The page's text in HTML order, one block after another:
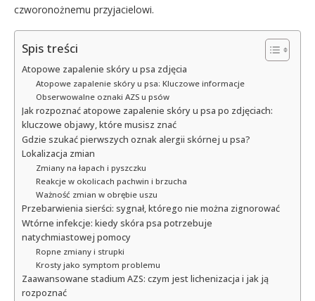
czworonożnemu przyjacielowi.
Spis treści
Atopowe zapalenie skóry u psa zdjęcia
Atopowe zapalenie skóry u psa: Kluczowe informacje
Obserwowalne oznaki AZS u psów
Jak rozpoznać atopowe zapalenie skóry u psa po zdjęciach:
kluczowe objawy, które musisz znać
Gdzie szukać pierwszych oznak alergii skórnej u psa?
Lokalizacja zmian
Zmiany na łapach i pyszczku
Reakcje w okolicach pachwin i brzucha
Ważność zmian w obrębie uszu
Przebarwienia sierści: sygnał, którego nie można zignorować
Wtórne infekcje: kiedy skóra psa potrzebuje
natychmiastowej pomocy
Ropne zmiany i strupki
Krosty jako symptom problemu
Zaawansowane stadium AZS: czym jest lichenizacja i jak ją
rozpoznać